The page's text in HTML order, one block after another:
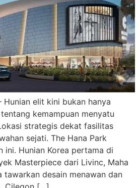
Hunian elit kini bukan hanya
kemampuan menyatu
strategis dekat fasilitas
sejati. The Hana Park
ini. Hunian Korea pertama di
Masterpiece dari Livinc, Maha
tawarkan desain menawan dan